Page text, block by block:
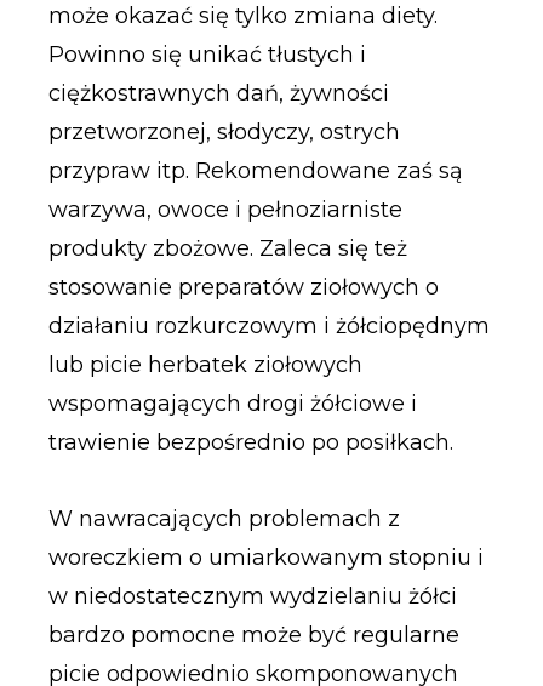
może okazać się tylko zmiana diety.
Powinno się unikać tłustych i
ciężkostrawnych dań, żywności
przetworzonej, słodyczy, ostrych
przypraw itp. Rekomendowane zaś są
warzywa, owoce i pełnoziarniste
produkty zbożowe. Zaleca się też
stosowanie preparatów ziołowych o
działaniu rozkurczowym i żółciopędnym
lub picie herbatek ziołowych
wspomagających drogi żółciowe i
trawienie bezpośrednio po posiłkach.
W nawracających problemach z
woreczkiem o umiarkowanym stopniu i
w niedostatecznym wydzielaniu żółci
bardzo pomocne może być regularne
picie odpowiednio skomponowanych